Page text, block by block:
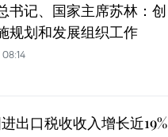
书记、国家主席苏林：创
规划和发展组织工作
出口税收收入增长近19%